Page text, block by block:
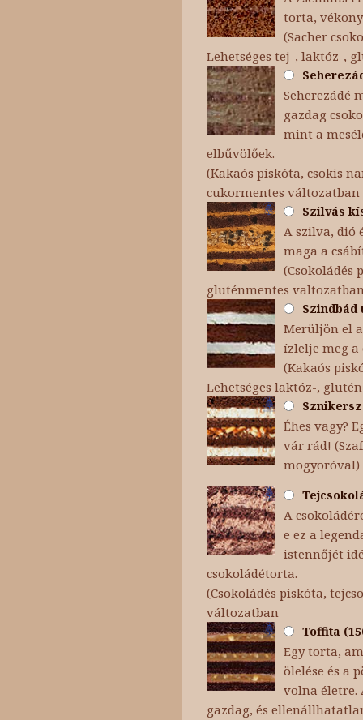
torta,
(Sacher
Lehetséges tej-, laktóz-,
Seherezádé
gazdag
mint a
elbűvölőek.
(Kakaós piskóta, csokis
cukormentes változatban
Szilvás
A szilva, dió
maga a
(Csokoládés
gluténmentes
Szindbád
Merüljön el
ízlelje meg a
(Kakaós
Lehetséges laktóz-,
Éhes vagy?
vár rád!
mogyoróval)
A
e ez a
istennőjét
csokoládétorta.
(Csokoládés piskóta,
változatban
Toffita
Egy torta,
ölelése és a
volna életre.
gazdag, és